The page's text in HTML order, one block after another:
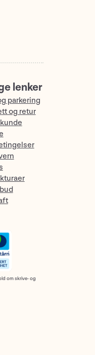
lenker
parkering
og retur
om skrive- og